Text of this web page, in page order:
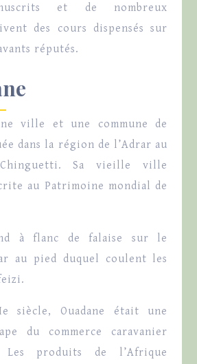
et de nombreux
des cours dispensés sur
réputés.
ville et une commune de
dans la région de l’Adrar au
Sa vieille ville
au Patrimoine mondial de
à flanc de falaise sur le
au pied duquel coulent les
siècle, Ouadane était une
du commerce caravanier
Les produits de l’Afrique